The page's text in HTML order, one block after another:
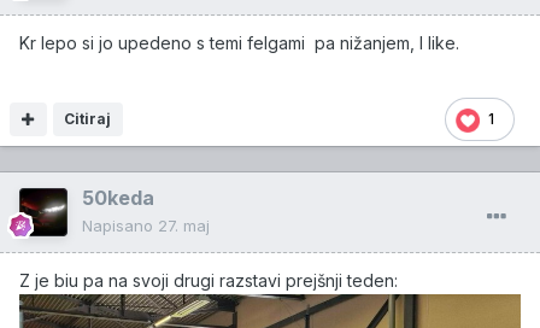
Kr lepo si jo upedeno s temi felgami pa nižanjem, I like.
1
Citiraj
50keda
Napisano 27. maj
Z je biu pa na svoji drugi razstavi prejšnji teden: